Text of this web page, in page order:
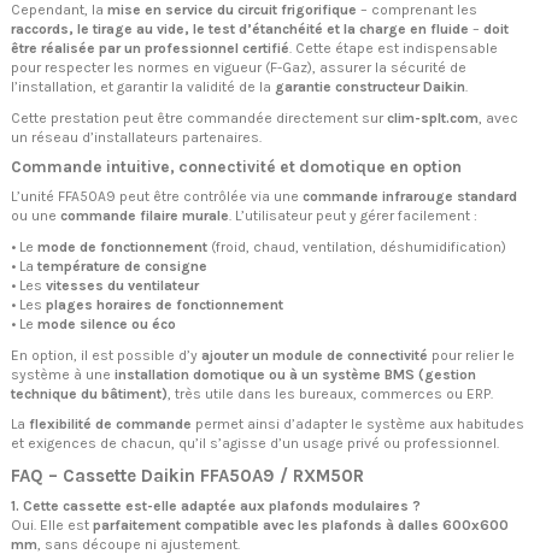
Cependant, la mise en service du circuit frigorifique – comprenant les
raccords, le tirage au vide, le test d’étanchéité et la charge en fluide – doit
être réalisée par un professionnel certifié. Cette étape est indispensable
pour respecter les normes en vigueur (F-Gaz), assurer la sécurité de
l’installation, et garantir la validité de la garantie constructeur Daikin.
Cette prestation peut être commandée directement sur clim-splt.com , avec
un réseau d’installateurs partenaires.
Commande intuitive, connectivité et domotique en option
L’unité FFA50A9 peut être contrôlée via une commande infrarouge standard
ou une commande filaire murale. L’utilisateur peut y gérer facilement :
• Le mode de fonctionnement (froid, chaud, ventilation, déshumidification)
• La température de consigne
• Les vitesses du ventilateur
• Les plages horaires de fonctionnement
• Le mode silence ou éco
En option, il est possible d’y ajouter un module de connectivité pour relier le
système à une installation domotique ou à un système BMS (gestion
technique du bâtiment) , très utile dans les bureaux, commerces ou ERP.
La flexibilité de commande permet ainsi d’adapter le système aux habitudes
et exigences de chacun, qu’il s’agisse d’un usage privé ou professionnel.
FAQ – Cassette Daikin FFA50A9 / RXM50R
1. Cette cassette est-elle adaptée aux plafonds modulaires ?
Oui. Elle est parfaitement compatible avec les plafonds à dalles 600x600
mm , sans découpe ni ajustement.